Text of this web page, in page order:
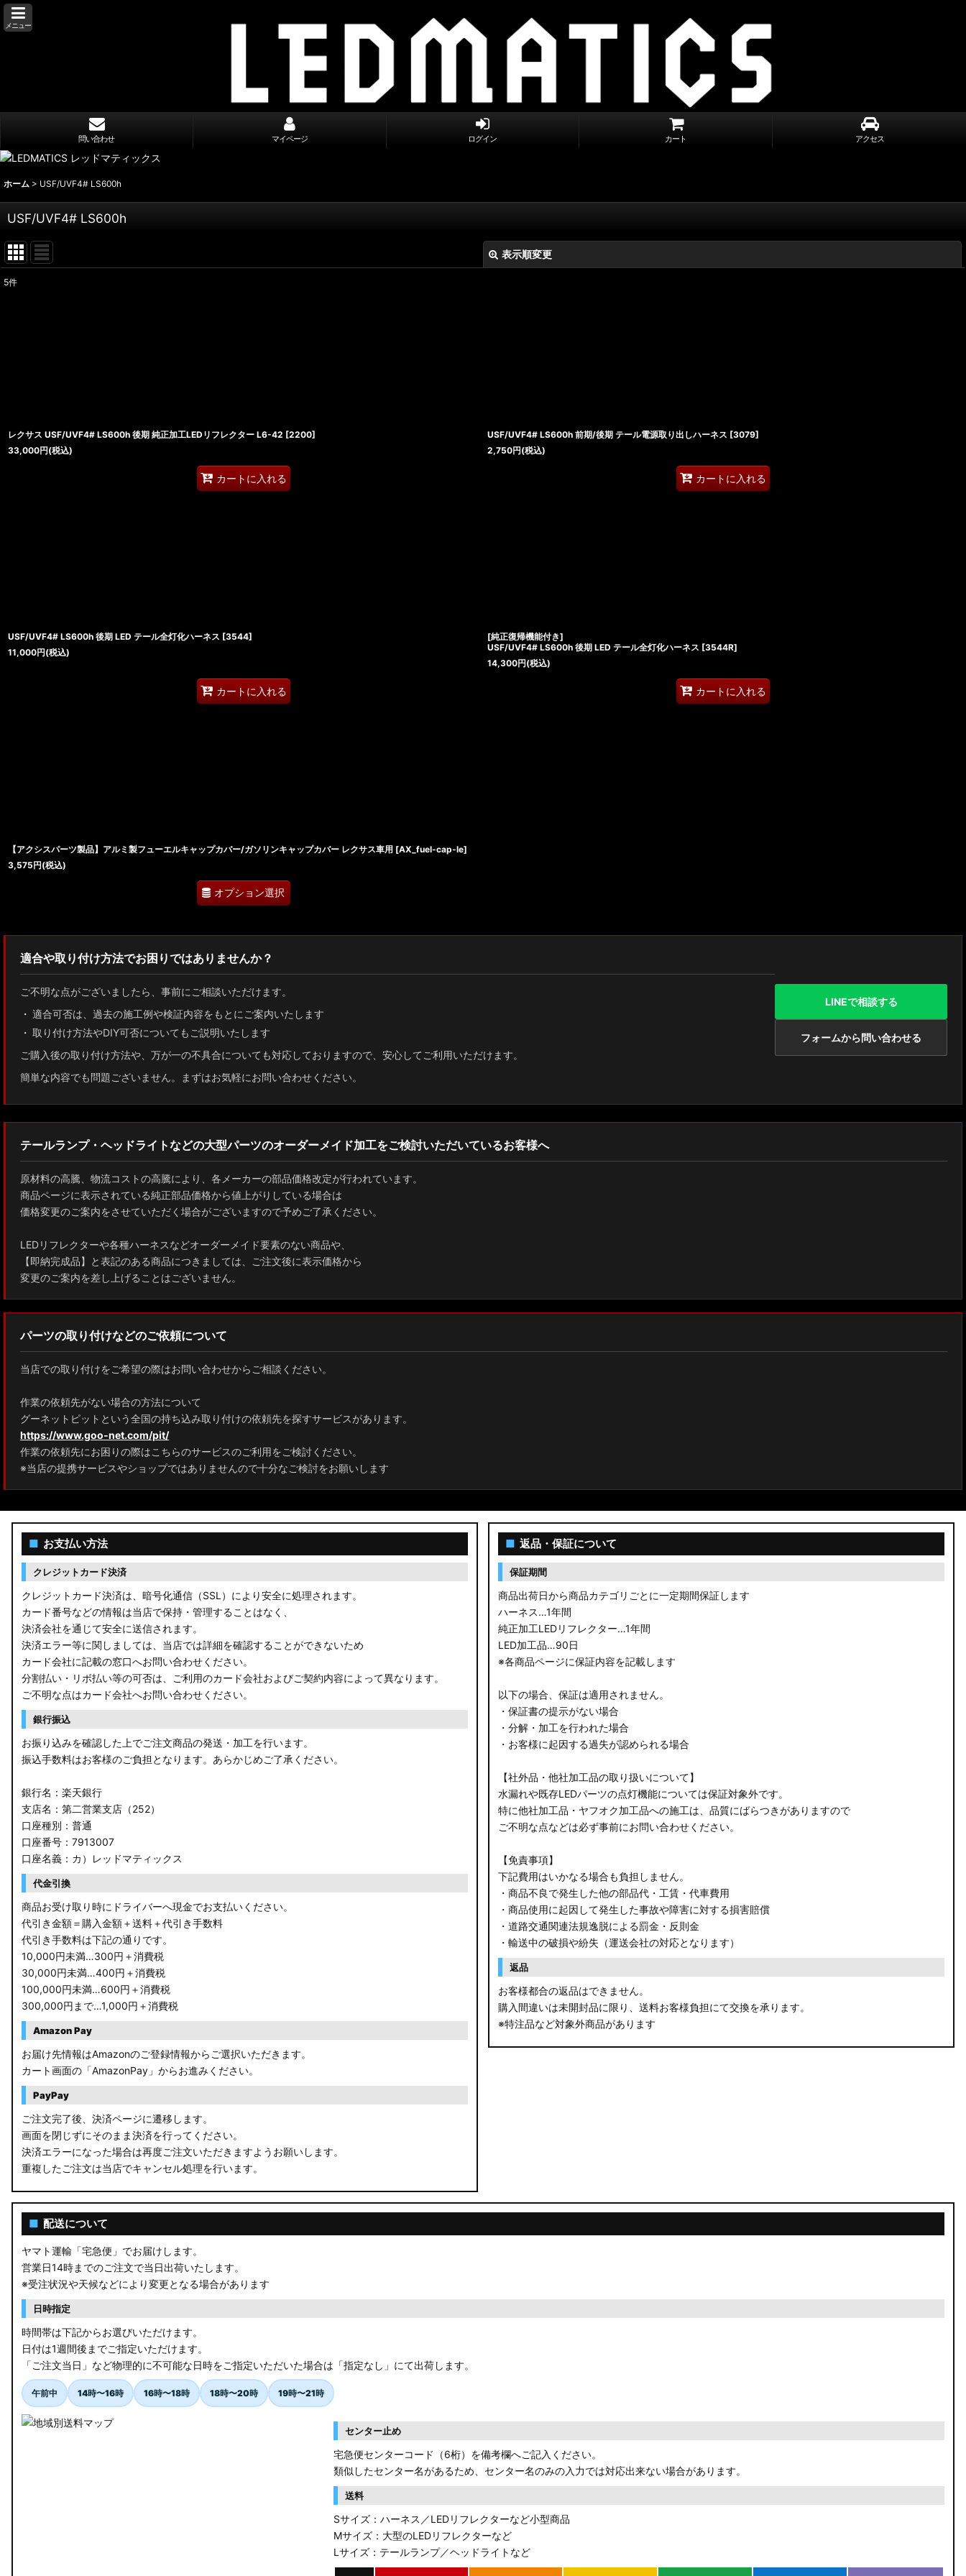
メニュー
問い合わせ マイページ ログイン カート アクセス
ホーム > USF/UVF4# LS600h
USF/UVF4# LS600h
表示順変更
5件
レクサス USF/UVF4# LS600h 後期 純正加工LEDリフレクター L6-42 [2200]
33,000円(税込)
カートに入れる
USF/UVF4# LS600h 前期/後期 テール電源取り出しハーネス [3079]
2,750円(税込)
カートに入れる
USF/UVF4# LS600h 後期 LED テール全灯化ハーネス [3544]
11,000円(税込)
カートに入れる
[純正復帰機能付き]
USF/UVF4# LS600h 後期 LED テール全灯化ハーネス [3544R]
14,300円(税込)
カートに入れる
【アクシスパーツ製品】アルミ製フューエルキャップカバー/ガソリンキャップカバー レクサス車用 [AX_fuel-cap-le]
3,575円(税込)
オプション選択
適合や取り付け方法でお困りではありませんか？
ご不明な点がございましたら、事前にご相談いただけます。
適合可否は、過去の施工例や検証内容をもとにご案内いたします
取り付け方法やDIY可否についてもご説明いたします
ご購入後の取り付け方法や、万が一の不具合についても対応しておりますので、安心してご利用いただけます。
簡単な内容でも問題ございません。まずはお気軽にお問い合わせください。
LINEで相談する
フォームから問い合わせる
テールランプ・ヘッドライトなどの大型パーツのオーダーメイド加工をご検討いただいているお客様へ
原材料の高騰、物流コストの高騰により、各メーカーの部品価格改定が行われています。
商品ページに表示されている純正部品価格から値上がりしている場合は
価格変更のご案内をさせていただく場合がございますので予めご了承ください。
LEDリフレクターや各種ハーネスなどオーダーメイド要素のない商品や、
【即納完成品】と表記のある商品につきましては、ご注文後に表示価格から
変更のご案内を差し上げることはございません。
パーツの取り付けなどのご依頼について
当店での取り付けをご希望の際はお問い合わせからご相談ください。
作業の依頼先がない場合の方法について
グーネットピットという全国の持ち込み取り付けの依頼先を探すサービスがあります。
https://www.goo-net.com/pit/
作業の依頼先にお困りの際はこちらのサービスのご利用をご検討ください。
※当店の提携サービスやショップではありませんので十分なご検討をお願いします
■ お支払い方法
クレジットカード決済
クレジットカード決済は、暗号化通信（SSL）により安全に処理されます。
カード番号などの情報は当店で保持・管理することはなく、
決済会社を通じて安全に送信されます。
決済エラー等に関しましては、当店では詳細を確認することができないため
カード会社に記載の窓口へお問い合わせください。
分割払い・リボ払い等の可否は、ご利用のカード会社およびご契約内容によって異なります。
ご不明な点はカード会社へお問い合わせください。
銀行振込
お振り込みを確認した上でご注文商品の発送・加工を行います。
振込手数料はお客様のご負担となります。あらかじめご了承ください。
銀行名：楽天銀行
支店名：第二営業支店（252）
口座種別：普通
口座番号：7913007
口座名義：カ）レッドマティックス
代金引換
商品お受け取り時にドライバーへ現金でお支払いください。
代引き金額＝購入金額＋送料＋代引き手数料
代引き手数料は下記の通りです。
10,000円未満…300円＋消費税
30,000円未満…400円＋消費税
100,000円未満…600円＋消費税
300,000円まで…1,000円＋消費税
Amazon Pay
お届け先情報はAmazonのご登録情報からご選択いただきます。
カート画面の「AmazonPay」からお進みください。
PayPay
ご注文完了後、決済ページに遷移します。
画面を閉じずにそのまま決済を行ってください。
決済エラーになった場合は再度ご注文いただきますようお願いします。
重複したご注文は当店でキャンセル処理を行います。
■ 返品・保証について
保証期間
商品出荷日から商品カテゴリごとに一定期間保証します
ハーネス…1年間
純正加工LEDリフレクター…1年間
LED加工品…90日
※各商品ページに保証内容を記載します
以下の場合、保証は適用されません。
・保証書の提示がない場合
・分解・加工を行われた場合
・お客様に起因する過失が認められる場合
【社外品・他社加工品の取り扱いについて】
水漏れや既存LEDパーツの点灯機能については保証対象外です。
特に他社加工品・ヤフオク加工品への施工は、品質にばらつきがありますので
ご不明な点などは必ず事前にお問い合わせください。
【免責事項】
下記費用はいかなる場合も負担しません。
・商品不良で発生した他の部品代・工賃・代車費用
・商品使用に起因して発生した事故や障害に対する損害賠償
・道路交通関連法規逸脱による罰金・反則金
・輸送中の破損や紛失（運送会社の対応となります）
返品
お客様都合の返品はできません。
購入間違いは未開封品に限り、送料お客様負担にて交換を承ります。
※特注品など対象外商品があります
■ 配送について
ヤマト運輸「宅急便」でお届けします。
営業日14時までのご注文で当日出荷いたします。
※受注状況や天候などにより変更となる場合があります
日時指定
時間帯は下記からお選びいただけます。
日付は1週間後までご指定いただけます。
「ご注文当日」など物理的に不可能な日時をご指定いただいた場合は「指定なし」にて出荷します。
午前中 14時〜16時 16時〜18時 18時〜20時 19時〜21時
センター止め
宅急便センターコード（6桁）を備考欄へご記入ください。
類似したセンター名があるため、センター名のみの入力では対応出来ない場合があります。
送料
Sサイズ：ハーネス／LEDリフレクターなど小型商品
Mサイズ：大型のLEDリフレクターなど
Lサイズ：テールランプ／ヘッドライトなど